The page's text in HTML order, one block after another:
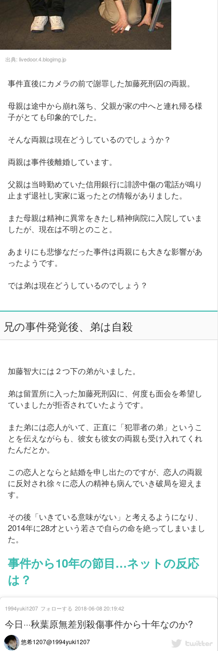
出典: livedoor.4.blogimg.jp
事件直後にカメラの前で謝罪した加藤死刑囚の両親。
母親は途中から崩れ落ち、父親が家の中へと連れ帰る様
子がとても印象的でした。
そんな両親は現在どうしているのでしょうか？
両親は事件後離婚しています。
父親は当時勤めていた信用銀行に誹謗中傷の電話が鳴り
止まず退社し実家に返ったとの情報がありました。
また母親は精神に異常をきたし精神病院に入院していま
したが、現在は不明とのこと。
あまりにも悲惨なだった事件は両親にも大きな影響があ
ったようです。
では弟は現在どうしているのでしょう？
兄の事件発覚後、弟は自殺
加藤智大には２つ下の弟がいました。
弟は留置所に入った加藤死刑囚に、何度も面会を希望し
ていましたが拒否されていたようです。
また弟には恋人がいて、正直に「犯罪者の弟」というこ
とを伝えながらも、彼女も彼女の両親も受け入れてくれ
たんだとか。
この恋人とならと結婚を申し出たのですが、恋人の両親
に反対され徐々に恋人の精神も病んでいき破局を迎えま
す。
その後「いきている意味がない」と考えるようになり、
2014年に28才という若さで自らの命を絶ってしまいまし
た。
事件から10年の節目…ネットの反応
は？
今日···秋葉原無差別殺傷事件から十年なのか?
悠希1207@1994yuki1207
1994yuki1207 フォローする 2018-06-08 20:19:42